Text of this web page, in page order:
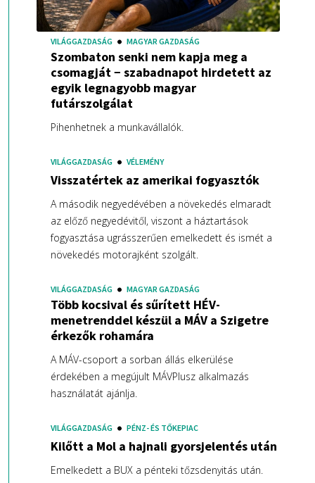
VILÁGGAZDASÁG MAGYAR GAZDASÁG
Szombaton senki nem kapja meg a
csomagját − szabadnapot hirdetett az
egyik legnagyobb magyar
futárszolgálat
Pihenhetnek a munkavállalók.
VILÁGGAZDASÁG VÉLEMÉNY
Visszatértek az amerikai fogyasztók
A második negyedévében a növekedés elmaradt
az előző negyedévitől, viszont a háztartások
fogyasztása ugrásszerűen emelkedett és ismét a
növekedés motorajként szolgált.
VILÁGGAZDASÁG MAGYAR GAZDASÁG
Több kocsival és sűrített HÉV-
menetrenddel készül a MÁV a Szigetre
érkezők rohamára
A MÁV-csoport a sorban állás elkerülése
érdekében a megújult MÁVPlusz alkalmazás
használatát ajánlja.
VILÁGGAZDASÁG PÉNZ- ÉS TŐKEPIAC
Kilőtt a Mol a hajnali gyorsjelentés után
Emelkedett a BUX a pénteki tőzsdenyitás után.